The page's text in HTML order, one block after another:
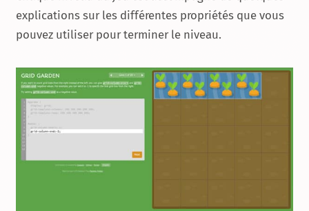
explications sur les différentes propriétés que vous
pouvez utiliser pour terminer le niveau.